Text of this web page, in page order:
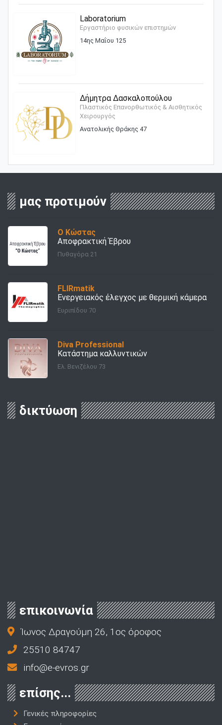
Laboratorium
Εργαστήριο φυσικών επιστημών
14ης Μαΐου 125
Δήμητρα Δασκαλοπούλου
Πλαστικός Επανορθωτικός & Αισθητικός
Χειρουργός
Ανατολικής Θράκης 47
μας προτιμούν
Ο Κώστας
Αποφρακτική Έβρου
Πυθαγόρα 21
FLIRmatik
Ενεργειακός έλεγχος με θερμική κάμερα
Ευριπίδου 70
Diva Professional
Κατάστημα καλλυντικών
Ελ. Βενιζέλου 73
δικτύωση
επικοινωνία
Ίωνος Δραγούμη 26, 1ος όροφος
25510 84747
info@e-evros.gr
επίσης...
Γενικές πληροφορίες